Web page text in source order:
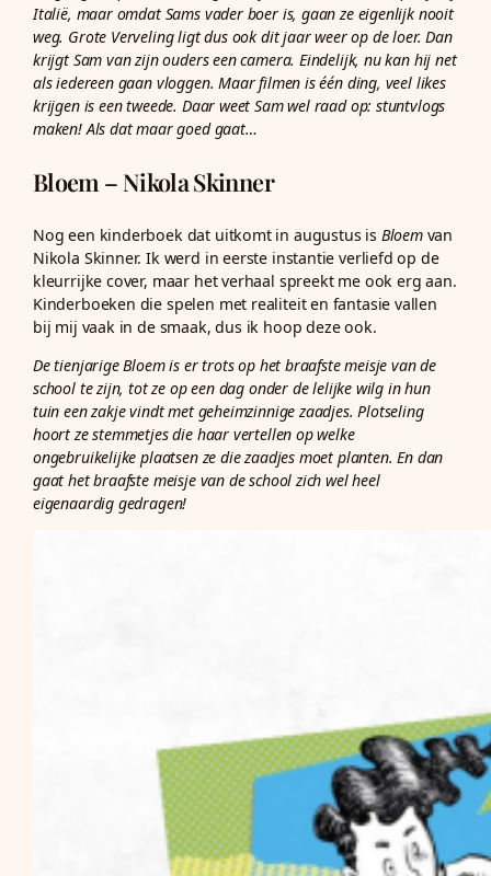
Italië, maar omdat Sams vader boer is, gaan ze eigenlijk nooit
weg. Grote Verveling ligt dus ook dit jaar weer op de loer. Dan
krijgt Sam van zijn ouders een camera. Eindelijk, nu kan hij net
als iedereen gaan vloggen. Maar filmen is één ding, veel likes
krijgen is een tweede. Daar weet Sam wel raad op: stuntvlogs
maken! Als dat maar goed gaat…
Bloem – Nikola Skinner
Nog een kinderboek dat uitkomt in augustus is Bloemvan
Nikola Skinner. Ik werd in eerste instantie verliefd op de
kleurrijke cover, maar het verhaal spreekt me ook erg aan.
Kinderboeken die spelen met realiteit en fantasie vallen
bij mij vaak in de smaak, dus ik hoop deze ook.
De tienjarige Bloem is er trots op het braafste meisje van de
school te zijn, tot ze op een dag onder de lelijke wilg in hun
tuin een zakje vindt met geheimzinnige zaadjes. Plotseling
hoort ze stemmetjes die haar vertellen op welke
ongebruikelijke plaatsen ze die zaadjes moet planten. En dan
gaat het braafste meisje van de school zich wel heel
eigenaardig gedragen!